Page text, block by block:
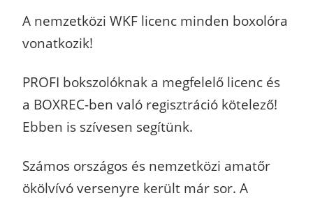
A nemzetközi WKF licenc minden boxolóra
vonatkozik!
PROFI bokszolóknak a megfelelő licenc és
a BOXREC-ben való regisztráció kötelező!
Ebben is szívesen segítünk.
Számos országos és nemzetközi amatőr
ökölvívó versenyre került már sor. A